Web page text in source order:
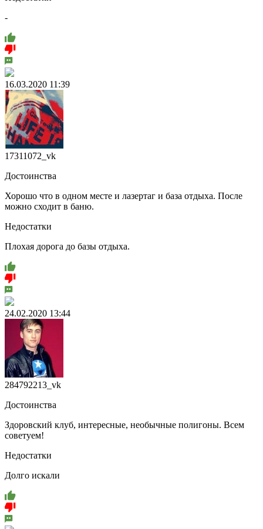
-
16.03.2020 11:39
17311072_vk
Достоинства
Хорошо что в одном месте и лазертаг и база отдыха. После
можно сходит в баню.
Недостатки
Плохая дорога до базы отдыха.
24.02.2020 13:44
284792213_vk
Достоинства
Здоровский клуб, интересные, необычные полигоны. Всем
советуем!
Недостатки
Долго искали